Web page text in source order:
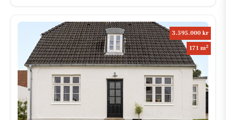
3.595.000 kr
171 m2